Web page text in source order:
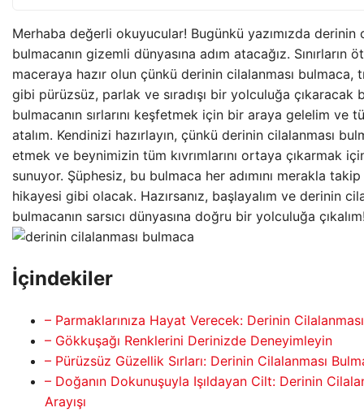
Merhaba değerli okuyucular! Bugünkü yazımızda derinin
bulmacanın gizemli dünyasına adım atacağız. Sınırların
maceraya hazır olun çünkü derinin cilalanması bulmaca,
gibi pürüzsüz, parlak ve sıradışı bir yolculuğa çıkaracak
bulmacanın sırlarını keşfetmek için bir araya gelelim ve
atalım. Kendinizi hazırlayın, çünkü derinin cilalanması
etmek ve beynimizin tüm kıvrımlarını ortaya çıkarmak
sunuyor. Şüphesiz, bu bulmaca her adımını merakla
hikayesi gibi olacak. Hazırsanız, başlayalım ve derinin
bulmacanın sarsıcı dünyasına doğru bir yolculuğa
İçindekiler
– Parmaklarınıza Hayat Verecek: Derinin
– Gökkuşağı Renklerini Derinizde Deneyimleyin
– Pürüzsüz Güzellik Sırları: Derinin Cilalanması
– Doğanın Dokunuşuyla Işıldayan Cilt: Derinin
Arayışı